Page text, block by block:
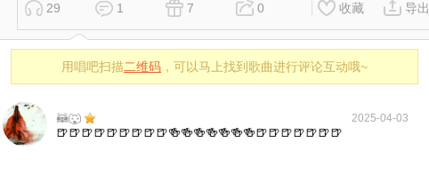
29 1 7 0 收藏 导出
用唱吧扫描二维码 ，可以马上找到歌曲进行评论互动哦~
🦝🐺 2025-04-03
🍺🍺🍺🍺🍺🍺🍺🍺🍺🍻🍻🍻🍻🍻🍻🍻🍺🍺🍺🍺🍺🍺🍺